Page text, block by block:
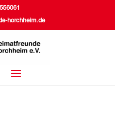
horchheim.de